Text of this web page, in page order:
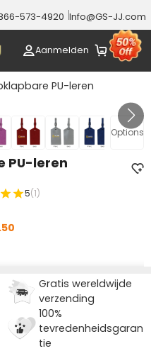
573-4920 Info@GS-JJ.com
Aanmelden
PU-leren
Options
Gallery 1/10
PU-leren
5(1)
Gratis wereldwijde
verzending
100%
tevredenheidsgaran
tie